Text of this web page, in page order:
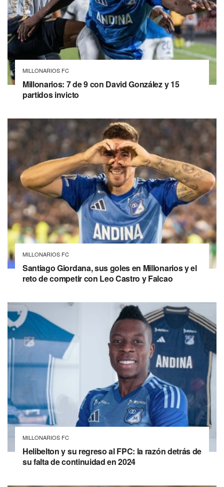
MILLONARIOS FC
Millonarios: 7 de 9 con David González y 15
partidos invicto
MILLONARIOS FC
Santiago Giordana, sus goles en Millonarios y el
reto de competir con Leo Castro y Falcao
MILLONARIOS FC
Helibelton y su regreso al FPC: la razón detrás de
su falta de continuidad en 2024